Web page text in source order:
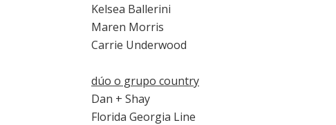
Kelsea Ballerini
Maren Morris
Carrie Underwood
dúo o grupo country
Dan + Shay
Florida Georgia Line